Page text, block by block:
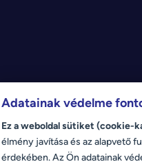
Adatainak védelme
Ez a weboldal sütiket (cookie-
élmény javítása és az alapvető
érdekében. Az Ön adatainak